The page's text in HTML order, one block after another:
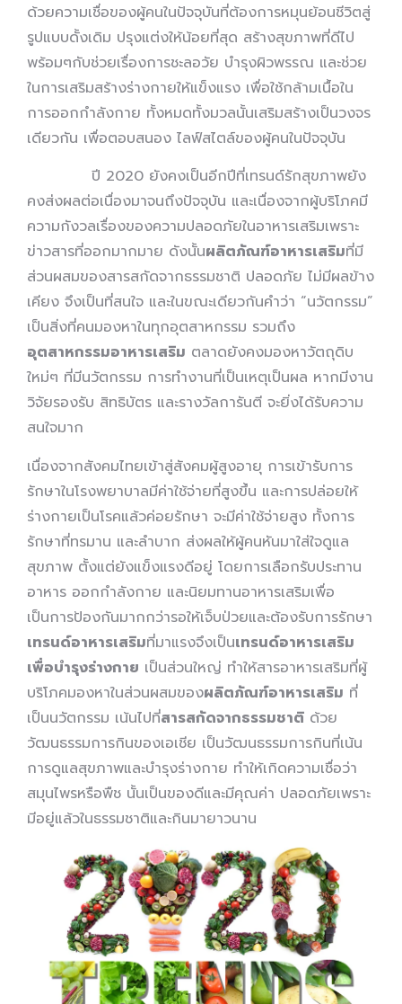
ด้วยความเชื่อของผู้คนในปัจจุบันที่ต้องการหมุนย้อนชีวิตสู่
รูปแบบดั้งเดิม ปรุงแต่งให้น้อยที่สุด สร้างสุขภาพที่ดีไป
พร้อมๆกับช่วยเรื่องการชะลอวัย บำรุงผิวพรรณ และช่วย
ในการเสริมสร้างร่างกายให้แข็งแรง เพื่อใช้กล้ามเนื้อใน
การออกกำลังกาย ทั้งหมดทั้งมวลนั้นเสริมสร้างเป็นวงจร
เดียวกัน เพื่อตอบสนอง ไลฟ์สไตล์ของผู้คนในปัจจุบัน
ปี 2020 ยังคงเป็นอีกปีที่เทรนด์รักสุขภาพยัง
คงส่งผลต่อเนื่องมาจนถึงปัจจุบัน และเนื่องจากผู้บริโภคมี
ความกังวลเรื่องของความปลอดภัยในอาหารเสริมเพราะ
ข่าวสารที่ออกมากมาย ดังนั้นผลิตภัณฑ์อาหารเสริมที่มี
ส่วนผสมของสารสกัดจากธรรมชาติ ปลอดภัย ไม่มีผลข้าง
เคียง จึงเป็นที่สนใจ และในขณะเดียวกันคำว่า “นวัตกรรม”
เป็นสิ่งที่คนมองหาในทุกอุตสาหกรรม รวมถึง
อุตสาหกรรมอาหารเสริม ตลาดยังคงมองหาวัตถุดิบ
ใหม่ๆ ที่มีนวัตกรรม การทำงานที่เป็นเหตุเป็นผล หากมีงาน
วิจัยรองรับ สิทธิบัตร และรางวัลการันตี จะยิ่งได้รับความ
สนใจมาก
เนื่องจากสังคมไทยเข้าสู่สังคมผู้สูงอายุ การเข้ารับการ
รักษาในโรงพยาบาลมีค่าใช้จ่ายที่สูงขึ้น และการปล่อยให้
ร่างกายเป็นโรคแล้วค่อยรักษา จะมีค่าใช้จ่ายสูง ทั้งการ
รักษาที่ทรมาน และลำบาก ส่งผลให้ผู้คนหันมาใส่ใจดูแล
สุขภาพ ตั้งแต่ยังแข็งแรงดีอยู่ โดยการเลือกรับประทาน
อาหาร ออกกำลังกาย และนิยมทานอาหารเสริมเพื่อ
เป็นการป้องกันมากกว่ารอให้เจ็บป่วยและต้องรับการรักษา
เทรนด์อาหารเสริมที่มาแรงจึงเป็นเทรนด์อาหารเสริม
เพื่อบำรุงร่างกาย เป็นส่วนใหญ่ ทำให้สารอาหารเสริมที่ผู้
บริโภคมองหาในส่วนผสมของผลิตภัณฑ์อาหารเสริม ที่
เป็นนวัตกรรม เน้นไปที่สารสกัดจากธรรมชาติ ด้วย
วัฒนธรรมการกินของเอเชีย เป็นวัฒนธรรมการกินที่เน้น
การดูแลสุขภาพและบำรุงร่างกาย ทำให้เกิดความเชื่อว่า
สมุนไพรหรือพืช นั้นเป็นของดีและมีคุณค่า ปลอดภัยเพราะ
มีอยู่แล้วในธรรมชาติและกินมายาวนาน